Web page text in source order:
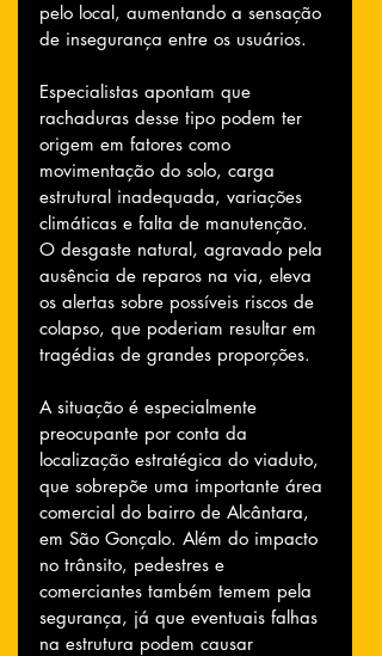
pelo local, aumentando a sensação
de insegurança entre os usuários.
Especialistas apontam que
rachaduras desse tipo podem ter
origem em fatores como
movimentação do solo, carga
estrutural inadequada, variações
climáticas e falta de manutenção.
O desgaste natural, agravado pela
ausência de reparos na via, eleva
os alertas sobre possíveis riscos de
colapso, que poderiam resultar em
tragédias de grandes proporções.
A situação é especialmente
preocupante por conta da
localização estratégica do viaduto,
que sobrepõe uma importante área
comercial do bairro de Alcântara,
em São Gonçalo. Além do impacto
no trânsito, pedestres e
comerciantes também temem pela
segurança, já que eventuais falhas
na estrutura podem causar